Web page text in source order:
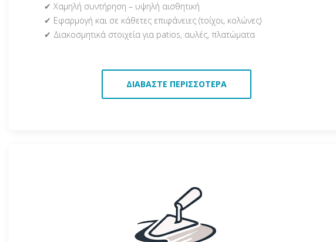
✔ Χαμηλή συντήρηση – υψηλή αισθητική
✔ Εφαρμογή και σε κάθετες επιφάνειες (τοίχοι, κολώνες)
✔ Διακοσμητικά στοιχεία για patios, αυλές, πλατώματα
ΔΙΑΒΆΣΤΕ ΠΕΡΙΣΣΌΤΕΡΑ